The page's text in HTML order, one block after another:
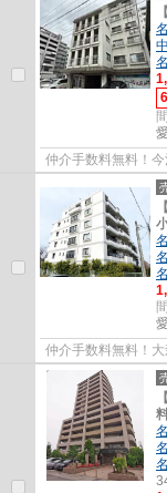
仲介手数料無料！
仲介手数料無料！